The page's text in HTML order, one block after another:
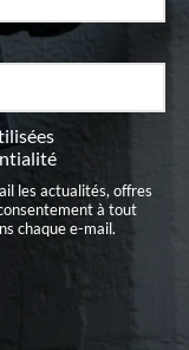
les actualités, offres
à tout
chaque e-mail.